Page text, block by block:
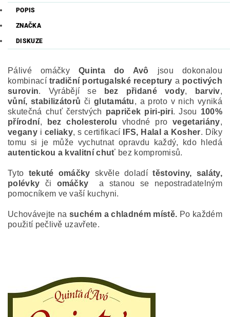
POPIS
ZNAČKA
DISKUZE
Pálivé omáčky Quinta do Avô jsou dokonalou
kombinací tradiční portugalské receptury a poctivých
surovin. Vyrábějí se bez přidané vody, barviv,
vůní, stabilizátorů či glutamátu, a proto v nich vyniká
skutečná chuť čerstvých papriček piri-piri. Jsou 100%
přírodní, bez cholesterolu vhodné provegetariány,
veganyi celiaky, s certifikací IFS, Halal a Kosher. Díky
tomu si je může vychutnat opravdu každý, kdo hledá
autentickou a kvalitní chuť bez kompromisů.
Tyto tekuté omáčky skvěle doladítěstoviny, saláty,
polévky či omáčky
a stanou se nepostradatelným
pomocníkem ve vaší kuchyni.
Uchovávejte nasuchém a chladném místě. Po každém
použití pečlivě uzavřete.